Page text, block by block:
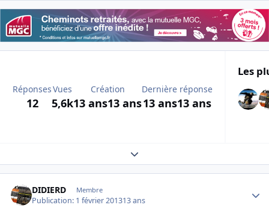
Réponses
12
Vues
5,6k
Création
13 ans13 ans
Dernière réponse
13 ans13 ans
Les
Expand topic overview
DIDIERD Membre
Publication: 1 février 201313 ans